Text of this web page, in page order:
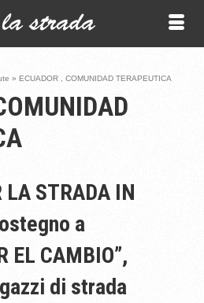
» ECUADOR , COMUNIDAD TERAPEUTICA
LA STRADA IN
a
EL CAMBIO”,
di strada